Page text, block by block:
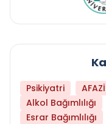
Psikiyatri AFAZİ
Alkol Bağımlılığı
Esrar Bağımlılığı